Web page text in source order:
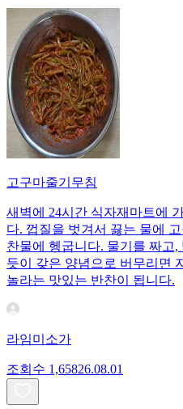
고구마줄기무침
새벽에 24시간 식자재마트에
다. 껍질을 벗겨서 끓는 물에
찬물에 헹굽니다. 물기를 짜고
듯이 갖은 양념으로 버무리면
놀라는 맛있는 반찬이 됩니다.
라임미소가
조회수 1,65826.08.01